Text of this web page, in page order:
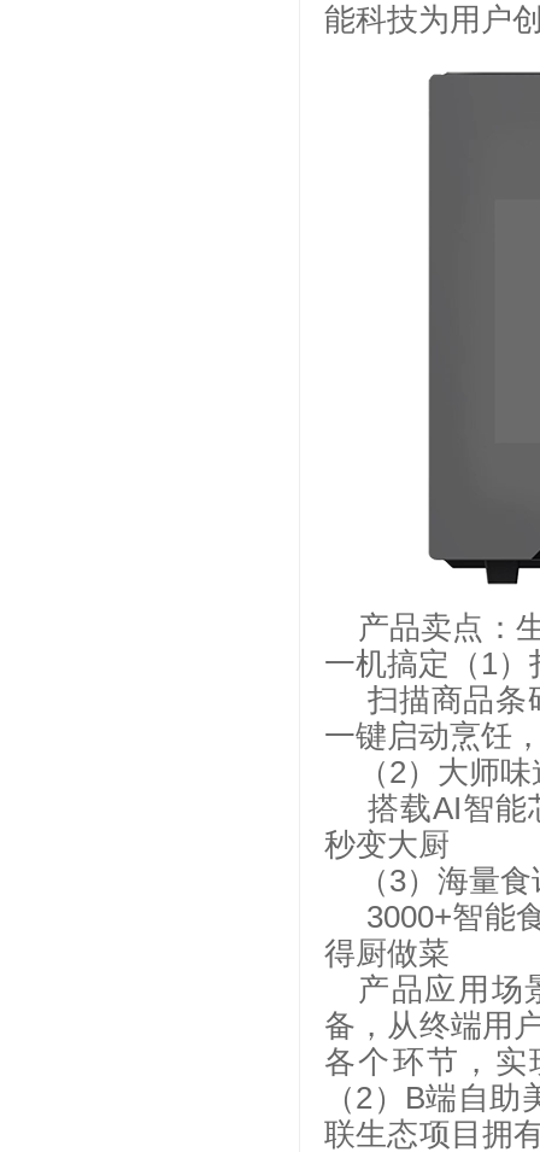
能科技为用户
产品卖点：
一机搞定（1
扫描商品条
一键启动烹饪
（2）大师
搭载AI智能
秒变大厨
（3）海量
3000+智能
得厨做菜
产品应用场
备，从终端用
各个环节，实
（2）B端自
联生态项目拥